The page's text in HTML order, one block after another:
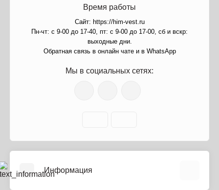
Время работы
Сайт: https://him-vest.ru
Пн-чт: с 9-00 до 17-40, пт: с 9-00 до 17-00, сб и вскр:
выходные дни.
Обратная связь в онлайн чате и в WhatsApp
Мы в социальных сетях:
Информация